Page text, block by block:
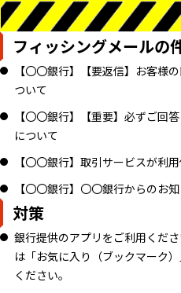
フィッシングメールの
【〇〇銀行】【要返信】お客様
ついて
【〇〇銀行】【重要】必ずご回
について
【〇〇銀行】取引サービスが利
【〇〇銀行】〇〇銀行からのお
対策
銀行提供のアプリをご利用くだ
は「お気に入り（ブックマーク
ください。